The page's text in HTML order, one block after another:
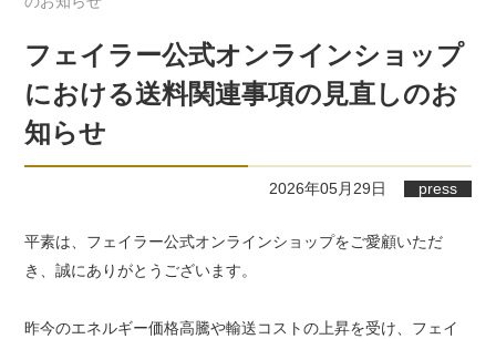
フェイラー公式オンラインショップ
における送料関連事項の見直しのお
知らせ
2026年05月29日 press
平素は、フェイラー公式オンラインショップをご愛顧いただ
き、誠にありがとうございます。
昨今のエネルギー価格高騰や輸送コストの上昇を受け、フェイ